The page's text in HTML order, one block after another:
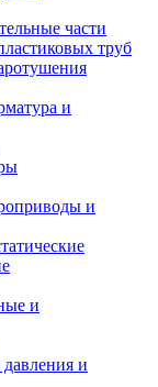
части
труб
и
и
и
и